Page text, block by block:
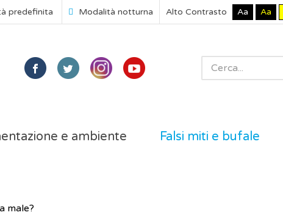
predefinita Modalità notturna Alto Contrasto Aa Aa
e ambiente Falsi miti e bufale
male?